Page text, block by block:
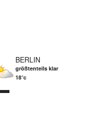
BERLIN
größtenteils klar
18°c